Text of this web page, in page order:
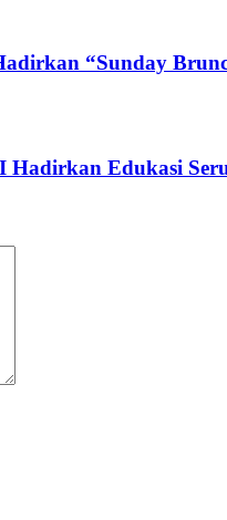
“Sunday
Edukasi